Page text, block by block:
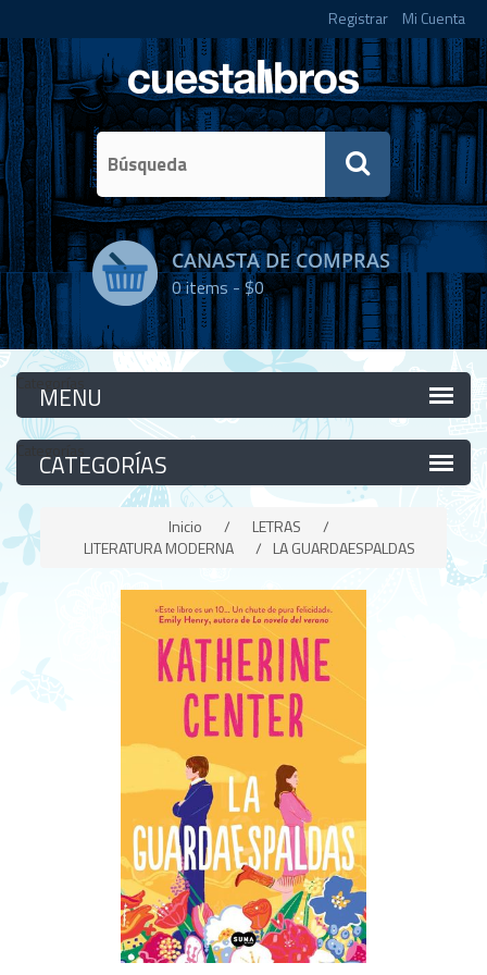
Registrar Mi Cuenta
CANASTA DE COMPRAS
0items -$0
Categorías
Categorías
Inicio / LETRAS
/
LITERATURA MODERNA
/ LA GUARDAESPALDAS